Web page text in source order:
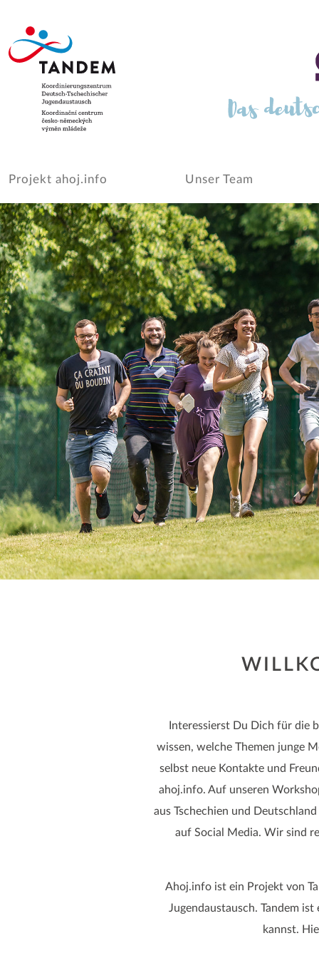
Projekt ahoj.info Unser Team
Interessierst Du Dich für die
wissen, welche Themen junge
selbst neue Kontakte und
ahoj.info. Auf unseren
aus Tschechien und
auf Social Media. Wir sind
Ahoj.info ist ein Projekt von
Jugendaustausch. Tandem
kannst.